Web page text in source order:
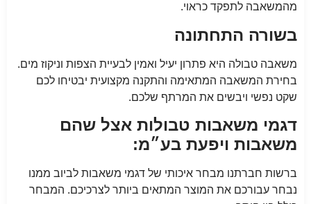
מהמשאבה לתפקד כראוי.
בשורה התחתונה
משאבה טבולה היא פתרון יעיל ואמין לבעיית הצפות וניקוז מים.
בחירת המשאבה המתאימה והתקנה מקצועית יבטיחו לכם
שקט נפשי ויבשים את המרתף שלכם.
דגמי משאבות טבולות אצל שהם
משאבות ויפעת בע״מ:
ברשות חברתנו מבחר איכותי של דגמי משאבות לביוב ממנו
נבחר עבורכם את המוצר המתאים ביותר לצרכיכם. המבחר